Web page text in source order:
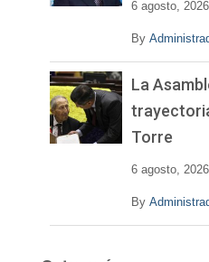
6 agosto, 2026
By
La
Torre
6 agosto, 2026
By